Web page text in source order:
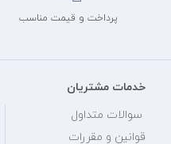
پرداخت و قیمت مناسب
خدمات مشتریان
سوالات متداول
قوانین و مقررات